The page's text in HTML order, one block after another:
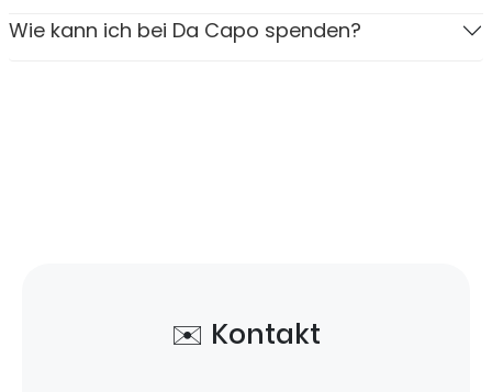
Wie kann ich bei Da Capo spenden?
✉️ Kontakt